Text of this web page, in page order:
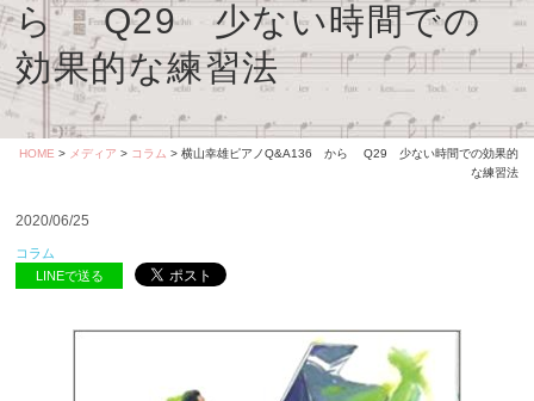
ら Q29 少ない時間での
効果的な練習法
HOME > メディア > コラム > 横山幸雄ピアノQ&A136 から Q29 少ない時間での効果的
な練習法
2020/06/25
コラム
LINEで送る